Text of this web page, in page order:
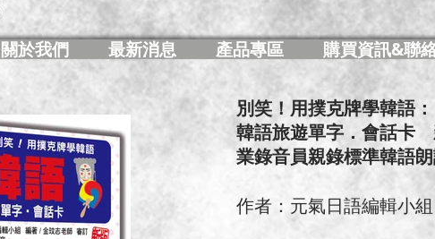
關於我們 最新消息 產品專區 購買資訊&聯
別笑！用撲克牌學韓語：
韓語旅遊單字．會話卡
業錄音員親錄標準韓語朗
作者：元氣日語編輯小組